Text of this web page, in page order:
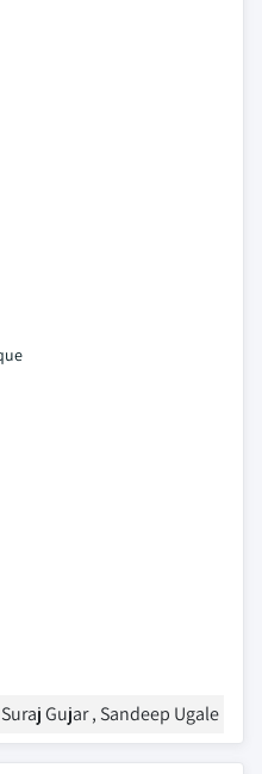
Suraj Gujar , Sandeep Ugale